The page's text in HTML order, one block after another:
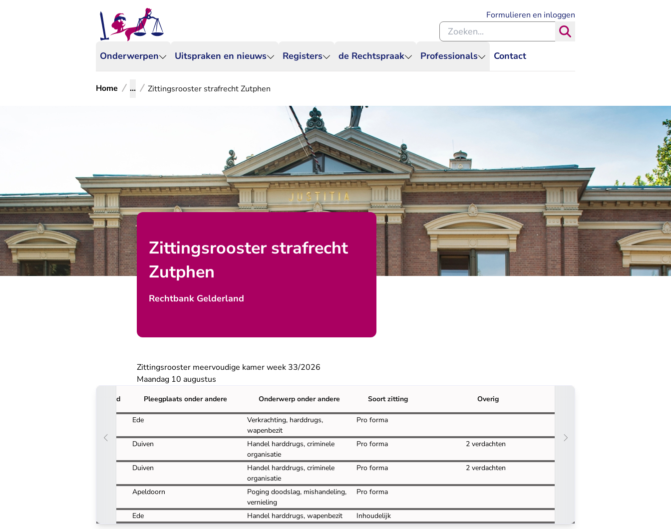
Onderwerpen Uitspraken en nieuws Registers de Rechtspraak Professionals Contact
Formulieren en inloggen
Zoeken binnen de Rechtspraak
Home ... Zittingsrooster strafrecht Zutphen
Zittingsrooster strafrecht
Zutphen
Rechtbank Gelderland
Zittingsrooster meervoudige kamer week 33/2026
Maandag 10 augustus
Tijd Pleegplaats onder andere Onderwerp onder andere Soort zitting Overig
Ede
Verkrachting, harddrugs,
wapenbezit
Pro forma
10:00 Duiven
Handel harddrugs, criminele
organisatie
Pro forma 2 verdachten
Duiven
Handel harddrugs, criminele
organisatie
Pro forma 2 verdachten
Apeldoorn
Poging doodslag, mishandeling,
vernieling
Pro forma
Ede Handel harddrugs, wapenbezit Inhoudelijk